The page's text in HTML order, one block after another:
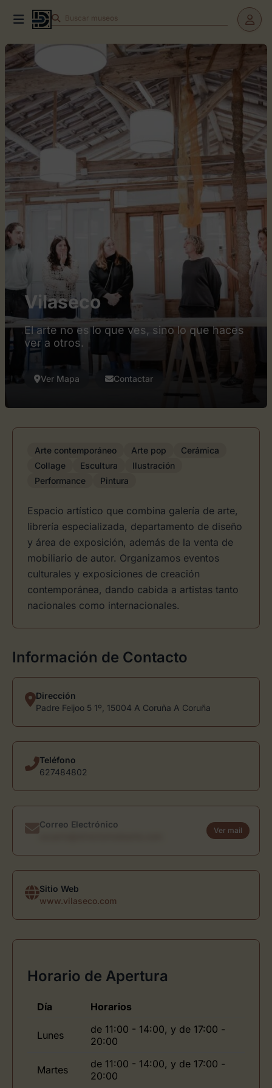
Buscar museos
Vilaseco
El arte no es lo que ves, sino lo que haces
ver a otros.
Ver Mapa Contactar
Arte contemporáneo Arte pop
Cerámica
Collage
Escultura
Ilustración
Performance
Pintura
Espacio artístico que combina galería de arte,
librería especializada, departamento de diseño
y área de exposición, además de la venta de
mobiliario de autor. Organizamos eventos
culturales y exposiciones de creación
contemporánea, dando cabida a artistas tanto
nacionales como internacionales.
Información de Contacto
Dirección
Padre Feijoo 5 1º, 15004 A Coruña A Coruña
Teléfono
627484802
Correo Electrónico
Ver mail
Sitio Web
www.vilaseco.com
Horario de Apertura
Día Horarios
Lunes
de 11:00 - 14:00, y de 17:00 -
20:00
Martes
de 11:00 - 14:00, y de 17:00 -
20:00